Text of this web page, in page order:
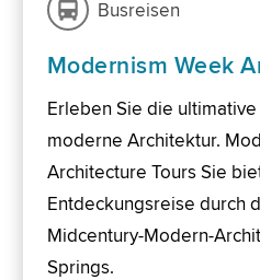
Busreisen
Modernism Week
Erleben Sie die
moderne Architektur.
Architecture Tours Sie
Entdeckungsreise durch
Midcentury-Modern-
Springs.